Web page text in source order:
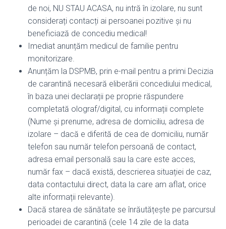
de noi, NU STAU ACASA, nu intră în izolare, nu sunt
considerați contacți ai persoanei pozitive și nu
beneficiază de concediu medical!
Imediat anunțăm medicul de familie pentru
monitorizare.
Anunțăm la DSPMB, prin e-mail pentru a primi Decizia
de carantină necesară eliberării concediului medical,
în baza unei declarații pe proprie răspundere
completată olograf/digital, cu informații complete
(Nume și prenume, adresa de domiciliu, adresa de
izolare – dacă e diferită de cea de domiciliu, număr
telefon sau număr telefon persoană de contact,
adresa email personală sau la care este acces,
număr fax – dacă există, descrierea situației de caz,
data contactului direct, data la care am aflat, orice
alte informații relevante).
Dacă starea de sănătate se înrăutățește pe parcursul
perioadei de carantină (cele 14 zile de la data